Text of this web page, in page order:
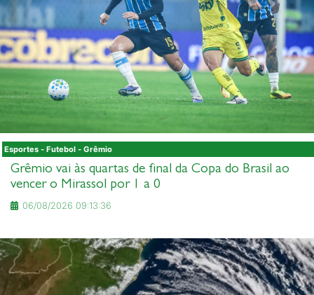
Esportes - Futebol - Grêmio
Grêmio vai às quartas de final da Copa do Brasil ao
vencer o Mirassol por 1 a 0
06/08/2026 09:13:36